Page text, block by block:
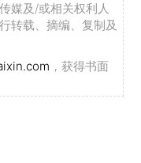
媒及/或相关权利人
转载、摘编、复制及
，获得书面